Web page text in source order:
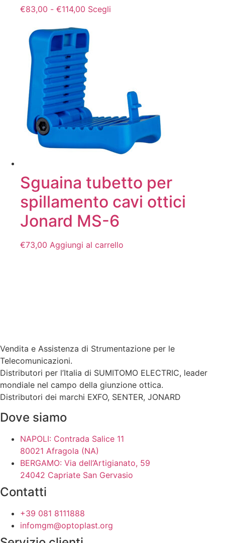
€83,00 - €114,00 Fascia
prezzo:
da
€83,00
a
€114,00
Scegli
possono
essere
scelte
nella
pagina
del
Sguaina tubetto per
spillamento cavi ottici
Jonard MS-6
€73,00 Aggiungi al carrello
Vendita e Assistenza di Strumentazione per le
Telecomunicazioni.
Distributori per l’Italia di SUMITOMO ELECTRIC, leader
mondiale nel campo della giunzione ottica.
Distributori dei marchi EXFO, SENTER, JONARD
Dove siamo
NAPOLI: Contrada Salice 11
80021 Afragola (NA)
BERGAMO: Via dell’Artigianato, 59
24042 Capriate San Gervasio
Contatti
+39 081 8111888
infomgm@optoplast.org